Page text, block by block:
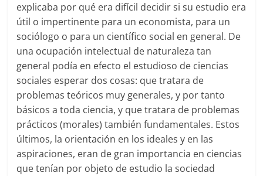
explicaba por qué era difícil decidir si su estudio era
útil o impertinente para un economista, para un
sociólogo o para un científico social en general. De
una ocupación intelectual de naturaleza tan
general podía en efecto el estudioso de ciencias
sociales esperar dos cosas: que tratara de
problemas teóricos muy generales, y por tanto
básicos a toda ciencia, y que tratara de problemas
prácticos (morales) también fundamentales. Estos
últimos, la orientación en los ideales y en las
aspiraciones, eran de gran importancia en ciencias
que tenían por objeto de estudio la sociedad